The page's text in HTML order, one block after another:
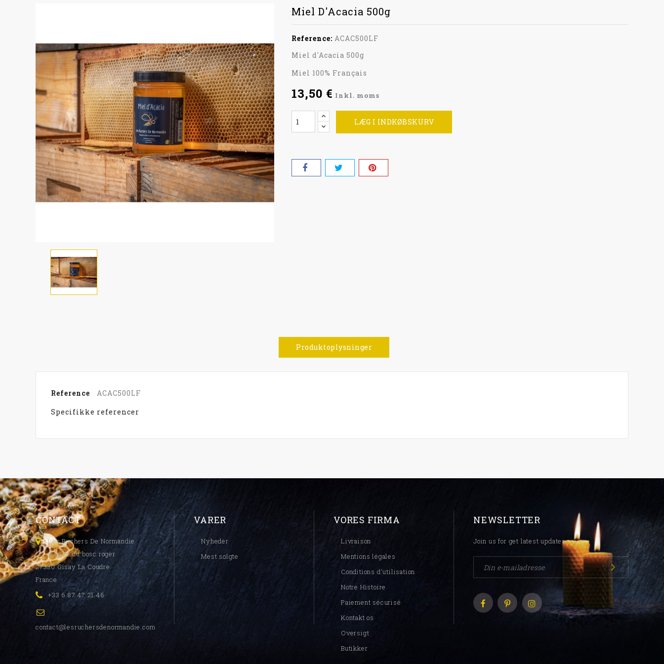
Miel D'Acacia 500g
Reference: ACAC500LF
Miel d'Acacia 500g
Miel 100% Français
13,50 € Inkl. moms
LÆG I INDKØBSKURV
Produktoplysninger
Reference
ACAC500LF
Specifikke referencer
CONTACT
Les Ruchers De Normandie
6 route du bosc roger
27330 Gisay La Coudre
France
+33 6 87 47 21 46
contact@lesruchersdenormandie.com
VARER
Nyheder
Mest solgte
VORES FIRMA
Livraison
Mentions légales
Conditions d'utilisation
Notre Histoire
Paiement sécurisé
Kontakt os
Oversigt
Butikker
NEWSLETTER
Join us for get latest updates